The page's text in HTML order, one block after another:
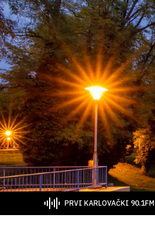
PRVI KARLOVAČKI 90.1FM